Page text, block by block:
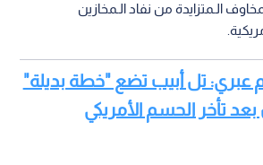
الـمتزايدة من نفاد الـمخازين
عبري: تل أبيب تضع "خطة بديلة"
بعد تأخر الحسم الأمريكي